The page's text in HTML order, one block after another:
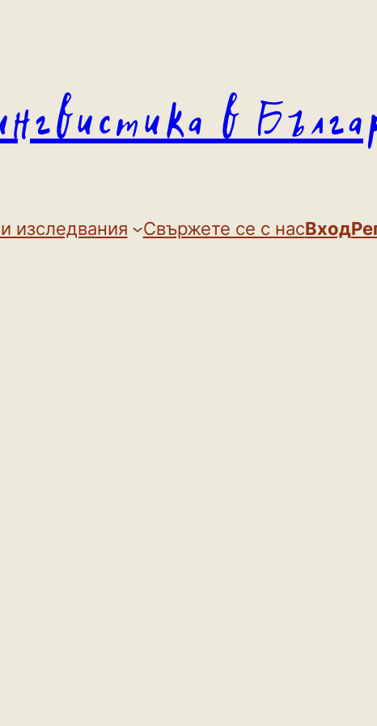
в
изследвания Свържете се с насВход